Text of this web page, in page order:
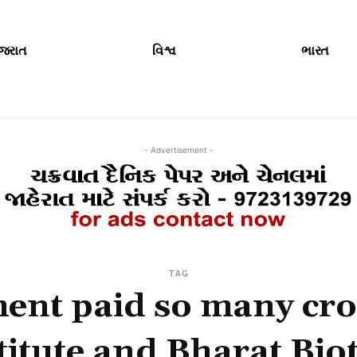
વિશ્વ ભારત
- Advertisement -
TAG
paid so many